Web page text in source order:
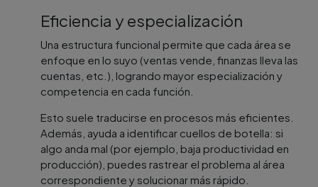
Eficiencia y especialización
Una estructura funcional permite que cada área se
enfoque en lo suyo (ventas vende, finanzas lleva las
cuentas, etc.), logrando mayor especialización y
competencia en cada función.
Esto suele traducirse en procesos más eficientes.
Además, ayuda a identificar cuellos de botella: si
algo anda mal (por ejemplo, baja productividad en
producción), puedes rastrear el problema al área
correspondiente y solucionar más rápido.